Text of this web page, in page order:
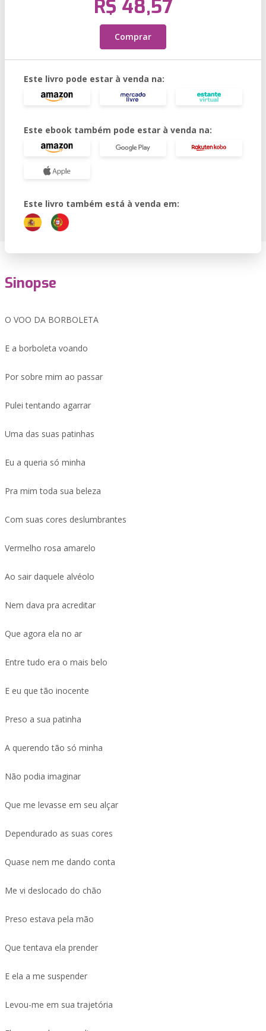
R$ 48,57
Comprar
Este livro pode estar à venda na:
Este ebook também pode estar à venda na:
Este livro também está à venda em:
Sinopse
O VOO DA BORBOLETA
E a borboleta voando
Por sobre mim ao passar
Pulei tentando agarrar
Uma das suas patinhas
Eu a queria só minha
Pra mim toda sua beleza
Com suas cores deslumbrantes
Vermelho rosa amarelo
Ao sair daquele alvéolo
Nem dava pra acreditar
Que agora ela no ar
Entre tudo era o mais belo
E eu que tão inocente
Preso a sua patinha
A querendo tão só minha
Não podia imaginar
Que me levasse em seu alçar
Dependurado as suas cores
Quase nem me dando conta
Me vi deslocado do chão
Preso estava pela mão
Que tentava ela prender
E ela a me suspender
Levou-me em sua trajetória